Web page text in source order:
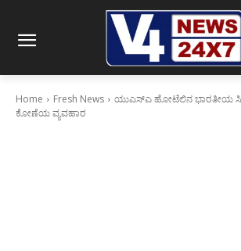
Home Fresh News
ಯುಎಸ್‍ಎ ಹೋಟೆಲಿನ ಭಾರತೀಯ
ಕೋಣೆಯ ವ್ಯವಹಾರ